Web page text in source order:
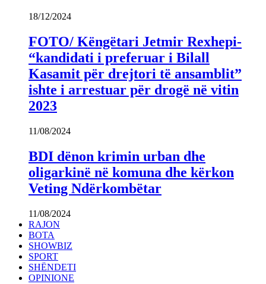
18/12/2024
FOTO/ Këngëtari Jetmir Rexhepi-
“kandidati i preferuar i Bilall
Kasamit për drejtori të ansamblit”
ishte i arrestuar për drogë në vitin
2023
11/08/2024
BDI dënon krimin urban dhe
oligarkinë në komuna dhe kërkon
Veting Ndërkombëtar
11/08/2024
RAJON
BOTA
SHOWBIZ
SPORT
SHËNDETI
OPINIONE